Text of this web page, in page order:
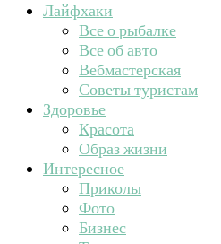
Лайфхаки
Все о рыбалке
Все об авто
Вебмастерская
Советы туристам
Здоровье
Красота
Образ жизни
Интересное
Приколы
Фото
Бизнес